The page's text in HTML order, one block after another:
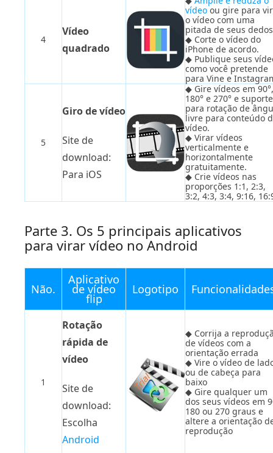
4
Vídeo
quadrado
vídeoou gire para
o vídeo com uma
pitada de seus
◆ Corte o vídeo do
iPhone de acordo.
◆ Publique seus
como você pretende
para Vine e
5
Giro de vídeo
Site de
download:
Para iOS
◆ Gire vídeos em 90°,
180° e 270° e suporte
para rotação de
livre para conteúdo
vídeo.
◆ Virar vídeos
verticalmente e
horizontalmente
gratuitamente.
◆ Crie vídeos nas
proporções 1:1, 2:3,
3:2, 4:3, 3:4, 9:16,
Parte 3. Os 5 principais aplicativos
para virar vídeo no Android
Não.
Aplicativo
de vídeo
flip
Logotipo
1
Rotação
rápida de
vídeo
Site de
download:
Escolha
Android
◆ Corrija a
de vídeos com a
orientação errada
◆ Vire o vídeo de
ou de cabeça para
baixo
◆ Gire qualquer um
dos seus vídeos em
180 ou 270 graus e
altere a orientação
reprodução